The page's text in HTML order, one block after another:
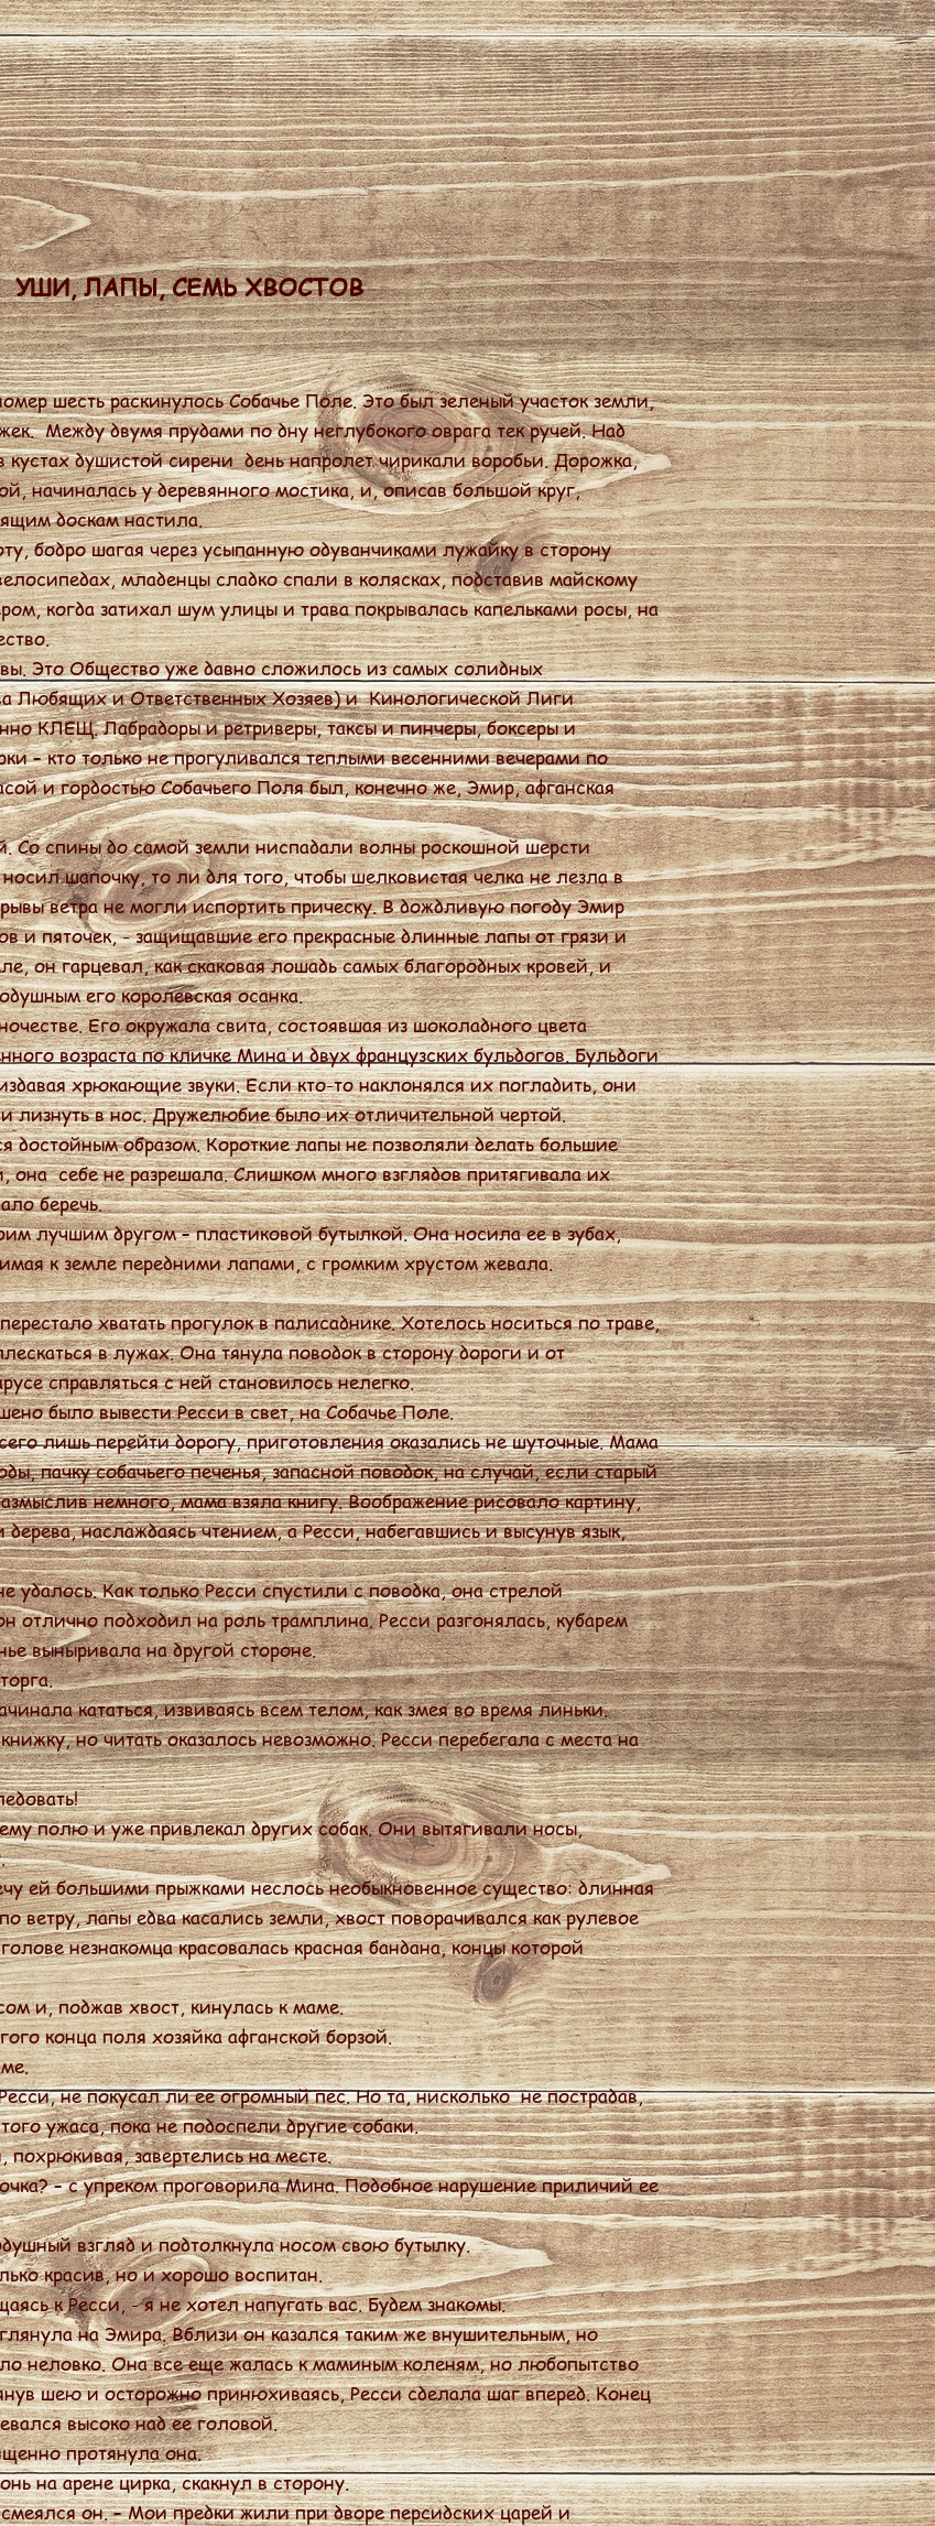
УШИ, ЛАПЫ, СЕМЬ ХВОСТОВ
шесть раскинулось Собачье Поле. Это был зеленый участок земли,
Между двумя прудами по дну неглубокого оврага тек ручей. Над
душистой сирени день напролет чирикали воробьи. Дорожка,
начиналась у деревянного мостика, и, описав большой круг,
доскам настила.
бодро шагая через усыпанную одуванчиками лужайку в сторону
младенцы сладко спали в колясках, подставив майскому
когда затихал шум улицы и трава покрывалась капельками росы, на
Это Общество уже давно сложилось из самых солидных
Любящих и Ответственных Хозяев) и Кинологической Лиги
КЛЕЩ. Лабрадоры и ретриверы, таксы и пинчеры, боксеры и
– кто только не прогуливался теплыми весенними вечерами по
и гордостью Собачьего Поля был, конечно же, Эмир, афганская
спины до самой земли ниспадали волны роскошной шерсти
шапочку, то ли для того, чтобы шелковистая челка не лезла в
ветра не могли испортить прическу. В дождливую погоду Эмир
и пяточек, - защищавшие его прекрасные длинные лапы от грязи и
он гарцевал, как скаковая лошадь самых благородных кровей, и
его королевская осанка.
Его окружала свита, состоявшая из шоколадного цвета
возраста по кличке Мина и двух французских бульдогов. Бульдоги
хрюкающие звуки. Если кто-то наклонялся их погладить, они
лизнуть в нос. Дружелюбие было их отличительной чертой.
достойным образом. Короткие лапы не позволяли делать большие
она себе не разрешала. Слишком много взглядов притягивала их
беречь.
лучшим другом – пластиковой бутылкой. Она носила ее в зубах,
к земле передними лапами, с громким хрустом жевала.
хватать прогулок в палисаднике. Хотелось носиться по траве,
в лужах. Она тянула поводок в сторону дороги и от
справляться с ней становилось нелегко.
было вывести Ресси в свет, на Собачье Поле.
лишь перейти дорогу, приготовления оказались не шуточные. Мама
пачку собачьего печенья, запасной поводок, на случай, если старый
немного, мама взяла книгу. Воображение рисовало картину,
наслаждаясь чтением, а Ресси, набегавшись и высунув язык,
Как только Ресси спустили с поводка, она стрелой
отлично подходил на роль трамплина. Ресси разгонялась, кубарем
выныривала на другой стороне.
кататься, извиваясь всем телом, как змея во время линьки.
но читать оказалось невозможно. Ресси перебегала с места на
полю и уже привлекал других собак. Они вытягивали носы,
ей большими прыжками неслось необыкновенное существо: длинная
ветру, лапы едва касались земли, хвост поворачивался как рулевое
незнакомца красовалась красная бандана, концы которой
и, поджав хвост, кинулась к маме.
конца поля хозяйка афганской борзой.
не покусал ли ее огромный пес. Но та, нисколько не пострадав,
ужаса, пока не подоспели другие собаки.
завертелись на месте.
– с упреком проговорила Мина. Подобное нарушение приличий ее
взгляд и подтолкнула носом свою бутылку.
красив, но и хорошо воспитан.
к Ресси, - я не хотел напугать вас. Будем знакомы.
на Эмира. Вблизи он казался таким же внушительным, но
неловко. Она все еще жалась к маминым коленям, но любопытство
шею и осторожно принюхиваясь, Ресси сделала шаг вперед. Конец
высоко над ее головой.
протянула она.
на арене цирка, скакнул в сторону.
он. – Мои предки жили при дворе персидских царей и